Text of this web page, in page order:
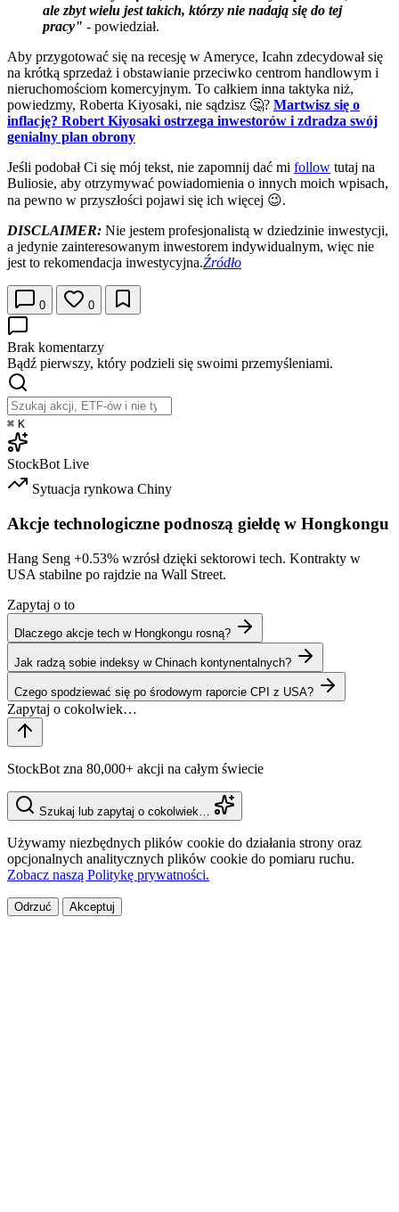
ale zbyt wielu jest takich, którzy nie nadają się do tej
pracy" - powiedział.
Aby przygotować się na recesję w Ameryce, Icahn zdecydował się
na krótką sprzedaż i obstawianie przeciwko centrom handlowym i
nieruchomościom komercyjnym. To całkiem inna taktyka niż,
powiedzmy, Roberta Kiyosaki, nie sądzisz 🤔? Martwisz się o
inflację? Robert Kiyosaki ostrzega inwestorów i zdradza swój
genialny plan obrony
Jeśli podobał Ci się mój tekst, nie zapomnij dać mi follow tutaj na
Buliosie, aby otrzymywać powiadomienia o innych moich wpisach,
na pewno w przyszłości pojawi się ich więcej 😉.
DISCLAIMER: Nie jestem profesjonalistą w dziedzinie inwestycji,
a jedynie zainteresowanym inwestorem indywidualnym, więc nie
jest to rekomendacja inwestycyjna.Źródło
0 0
Brak komentarzy
Bądź pierwszy, który podzieli się swoimi przemyśleniami.
⌘ K
StockBot Live
Sytuacja rynkowa Chiny
Akcje technologiczne podnoszą giełdę w Hongkongu
Hang Seng +0.53% wzrósł dzięki sektorowi tech. Kontrakty w
USA stabilne po rajdzie na Wall Street.
Zapytaj o to
Dlaczego akcje tech w Hongkongu rosną?
Jak radzą sobie indeksy w Chinach kontynentalnych?
Czego spodziewać się po środowym raporcie CPI z USA?
StockBot zna 80,000+ akcji na całym świecie
Szukaj lub zapytaj o cokolwiek…
Używamy niezbędnych plików cookie do działania strony oraz
opcjonalnych analitycznych plików cookie do pomiaru ruchu.
Zobacz naszą Politykę prywatności.
Odrzuć Akceptuj